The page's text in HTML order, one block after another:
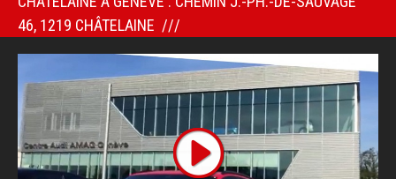
46, 1219 CHÂTELAINE